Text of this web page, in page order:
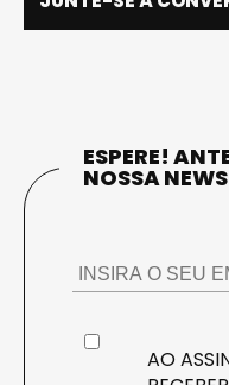
ESPERE!
NOSSA
AO